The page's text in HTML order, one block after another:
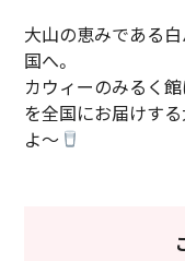
大山の恵みである
国へ。
カウィーのみるく
を全国にお届けす
よ～